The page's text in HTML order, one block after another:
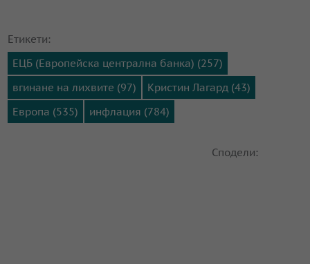
Етикети:
ЕЦБ (Европейска централна банка) (257)
вгинане на лихвите (97)
Кристин Лагард (43)
Европа (535)
инфлация (784)
Сподели: